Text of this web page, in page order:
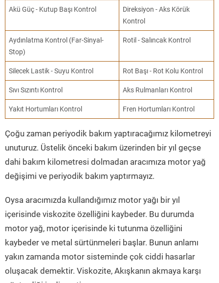
Akü Güç - Kutup Başı Kontrol
Direksiyon - Aks Körük
Kontrol
Aydınlatma Kontrol (Far-Sinyal-
Stop)
Rotil - Salıncak Kontrol
Silecek Lastik - Suyu Kontrol Rot Başı - Rot Kolu Kontrol
Sıvı Sızıntı Kontrol Aks Rulmanları Kontrol
Yakıt Hortumları Kontrol Fren Hortumları Kontrol
Çoğu zaman periyodik bakım yaptıracağımız kilometreyi
unuturuz. Üstelik önceki bakım üzerinden bir yıl geçse
dahi bakım kilometresi dolmadan aracımıza motor yağ
değişimi ve periyodik bakım yaptırmayız.
Oysa aracımızda kullandığımız motor yağı bir yıl
içerisinde viskozite özelliğini kaybeder. Bu durumda
motor yağ, motor içerisinde ki tutunma özelliğini
kaybeder ve metal sürtünmeleri başlar. Bunun anlamı
yakın zamanda motor sisteminde çok ciddi hasarlar
oluşacak demektir. Viskozite, Akışkanın akmaya karşı